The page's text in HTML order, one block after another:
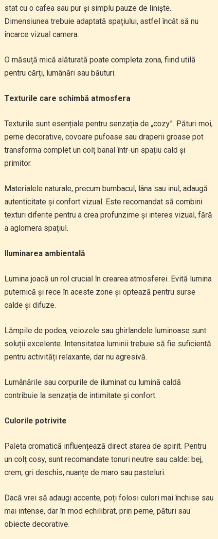
stat cu o cafea sau pur și simplu pauze de liniște.
Dimensiunea trebuie adaptată spațiului, astfel încât să nu
încarce vizual camera.
O măsuță mică alăturată poate completa zona, fiind utilă
pentru cărți, lumânări sau băuturi.
Texturile care schimbă atmosfera
Texturile sunt esențiale pentru senzația de „cozy”. Pături moi,
perne decorative, covoare pufoase sau draperii groase pot
transforma complet un colț banal într-un spațiu cald și
primitor.
Materialele naturale, precum bumbacul, lâna sau inul, adaugă
autenticitate și confort vizual. Este recomandat să combini
texturi diferite pentru a crea profunzime și interes vizual, fără
a aglomera spațiul.
Iluminarea ambientală
Lumina joacă un rol crucial în crearea atmosferei. Evită lumina
puternică și rece în aceste zone și optează pentru surse
calde și difuze.
Lămpile de podea, veiozele sau ghirlandele luminoase sunt
soluții excelente. Intensitatea luminii trebuie să fie suficientă
pentru activități relaxante, dar nu agresivă.
Lumânările sau corpurile de iluminat cu lumină caldă
contribuie la senzația de intimitate și confort.
Culorile potrivite
Paleta cromatică influențează direct starea de spirit. Pentru
un colț cosy, sunt recomandate tonuri neutre sau calde: bej,
crem, gri deschis, nuanțe de maro sau pasteluri.
Dacă vrei să adaugi accente, poți folosi culori mai închise sau
mai intense, dar în mod echilibrat, prin perne, pături sau
obiecte decorative.